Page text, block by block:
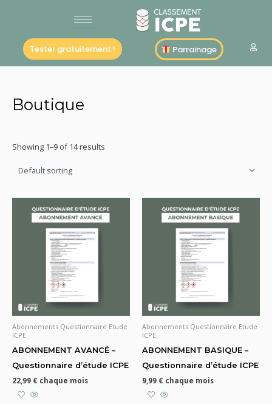
Tester gratuitement ! Parrainage
Boutique
Showing 1–9 of 14 results
Abonnements Questionnaire Etude
ICPE
ABONNEMENT AVANCÉ –
Questionnaire d’étude ICPE
22,99 € chaque mois
Abonnements Questionnaire Etude
ICPE
ABONNEMENT BASIQUE –
Questionnaire d’étude ICPE
9,99 € chaque mois